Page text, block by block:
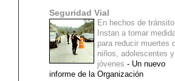
Seguridad Vial
En hechos de tránsito
Instan a tomar
para reducir muertes
niños, adolescentes y
jóvenes - Un nuevo
informe de la Organización